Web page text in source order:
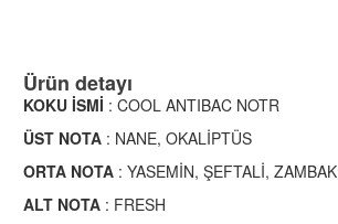
Ürün detayı
KOKU İSMİ : COOL ANTIBAC NOTR
ÜST NOTA : NANE, OKALİPTÜS
ORTA NOTA : YASEMİN, ŞEFTALİ, ZAMBAK
ALT NOTA : FRESH